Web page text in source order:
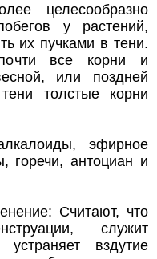
целесообразно
у растений,
их пучками в тени.
все корни и
или поздней
толстые корни
эфирное
горечи, антоциан и
Считают, что
служит
вздутие